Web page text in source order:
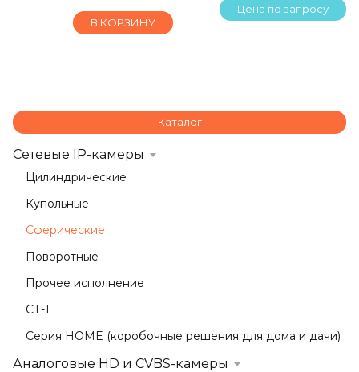
В КОРЗИНУ
Цена по запросу
Каталог
Сетевые IP-камеры
Цилиндрические
Купольные
Сферические
Поворотные
Прочее исполнение
СТ-1
Серия HOME (коробочные решения для дома и дачи)
Аналоговые HD и CVBS-камеры